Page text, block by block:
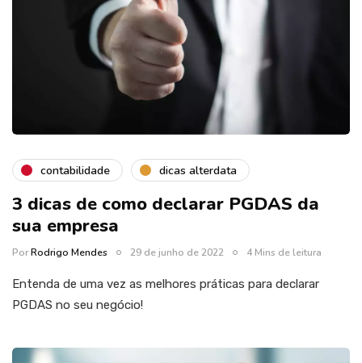
contabilidade dicas alterdata
3 dicas de como declarar PGDAS da
sua empresa
PorRodrigo Mendes 29 de junho de 2022 4 Mins de leitura
Entenda de uma vez as melhores práticas para declarar
PGDAS no seu negócio!